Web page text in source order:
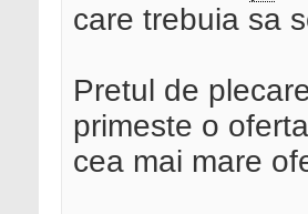
care trebuia sa
Pretul de
primeste o
cea mai mare